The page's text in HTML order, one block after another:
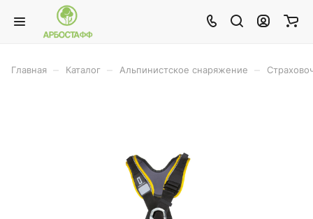
Главная Каталог Альпинистское снаряжение